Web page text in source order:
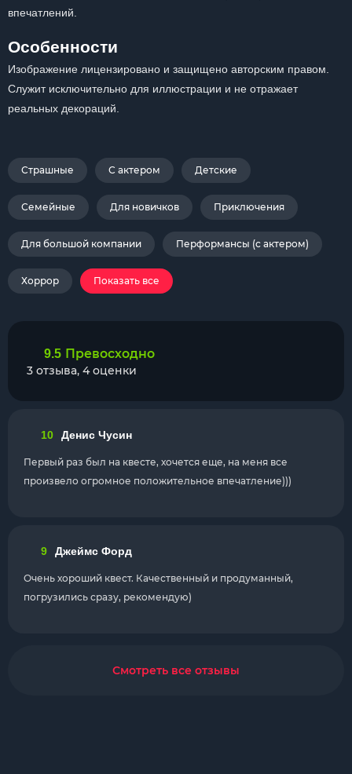
впечатлений.
Особенности
Изображение лицензировано и защищено авторским правом.
Служит исключительно для иллюстрации и не отражает
реальных декораций.
Страшные С актером Детские
Семейные Для новичков Приключения
Для большой компании Перформансы (с актером)
Хоррор Показать все
9.5 Превосходно
3 отзыва, 4 оценки
10 Денис Чусин
Первый раз был на квесте, хочется еще, на меня все
произвело огромное положительное впечатление)))
9 Джеймс Форд
Очень хороший квест. Качественный и продуманный,
погрузились сразу, рекомендую)
Смотреть все отзывы